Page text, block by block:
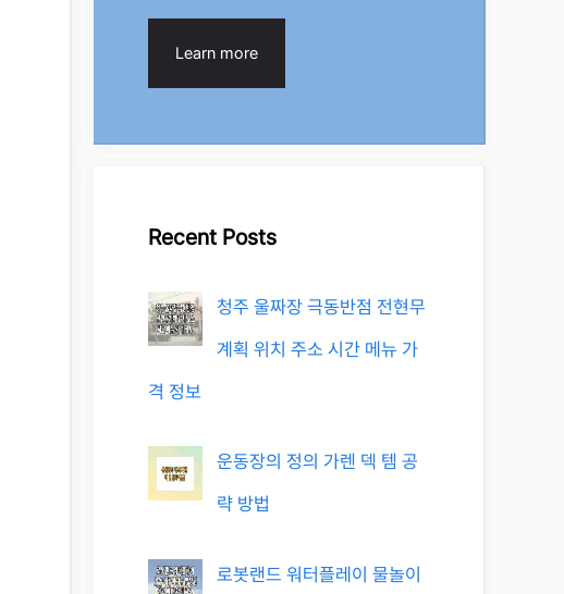
Learn more
Recent Posts
청주 울짜장 극동반점 전현무
계획 위치 주소 시간 메뉴 가
격 정보
운동장의 정의 가렌 덱 템 공
략 방법
로봇랜드 워터플레이 물놀이